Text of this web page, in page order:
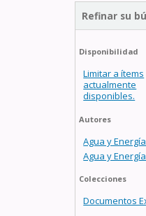
Refinar su
Disponibilidad
Limitar a ítems
actualmente
disponibles.
Autores
Agua y
Agua y
Colecciones
Documentos